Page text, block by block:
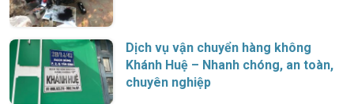
Dịch vụ vận chuyển hàng không
Khánh Huệ – Nhanh chóng, an toàn,
chuyên nghiệp